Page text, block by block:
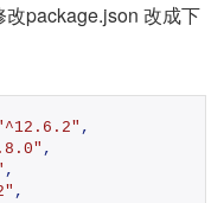
package.json 改成下
,
,
,
,